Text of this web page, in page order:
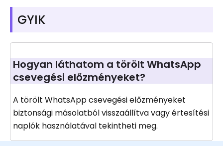
GYIK
Hogyan láthatom a törölt WhatsApp
csevegési előzményeket?
A törölt WhatsApp csevegési előzményeket
biztonsági másolatból visszaállítva vagy értesítési
naplók használatával tekintheti meg.